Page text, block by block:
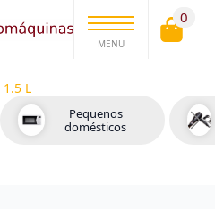
MENU
0
1.5 L
Pequenos
domésticos